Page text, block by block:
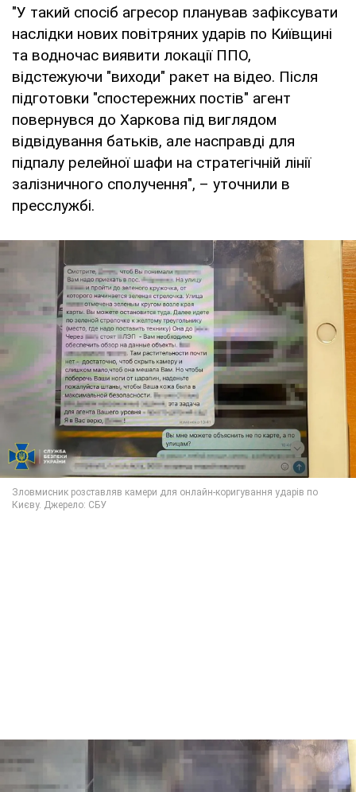
"У такий спосіб агресор планував зафіксувати
наслідки нових повітряних ударів по Київщині
та водночас виявити локації ППО,
відстежуючи "виходи" ракет на відео. Після
підготовки "спостережних постів" агент
повернувся до Харкова під виглядом
відвідування батьків, але насправді для
підпалу релейної шафи на стратегічній лінії
залізничного сполучення", – уточнили в
пресслужбі.